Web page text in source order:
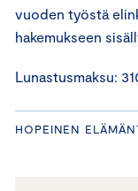
vuoden työstä
hakemukseen
Lunastusmaksu:
HOPEINEN